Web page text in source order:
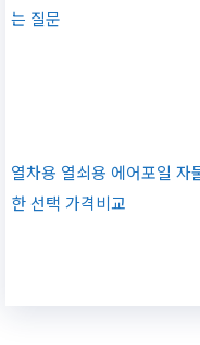
는 질문
열차용 열쇠용 에어포일 자
한 선택 가격비교